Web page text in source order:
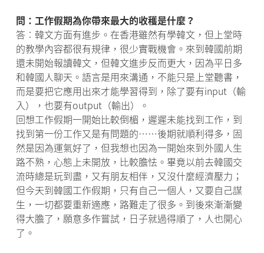
問：工作假期為你帶來最大的收穫是什麼？
答︰韓文方面有進步。在香港雖然有學韓文，但上堂時
的教學內容都很有規律，很少實戰機會。來到韓國前期
還未開始報讀韓文，但韓文進步反而更大，因為平日多
和韓國人聊天。語言是用來溝通，不能只是上堂聽書，
而是要把它應用出來才能學習得到，除了要有input（輸
入），也要有output（輸出）。
回想工作假期一開始比較倒楣，遲遲未能找到工作，到
找到第一份工作又是有問題的……後期就順利得多，固
然是因為運氣好了，但我想也因為一開始來到外國人生
路不熟，心態上未開放，比較膽怯。畢竟以前去韓國交
流時總是玩到盡，又有朋友相伴，又沒什麼經濟壓力；
但今天到韓國工作假期，只有自己一個人，又要自己謀
生，一切都要重新適應，路難走了很多。到後來漸漸變
得大膽了，願意多作嘗試，日子就過得順了，人也開心
了。